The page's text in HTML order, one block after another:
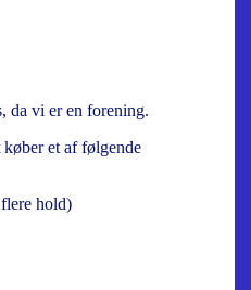
da vi er en forening.
et af følgende
hold)